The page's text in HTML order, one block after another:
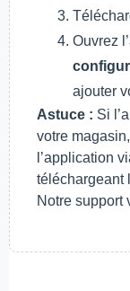
Ouvrez
ajouter
Astuce : Si
votre
l’application
téléchargeant
Notre support